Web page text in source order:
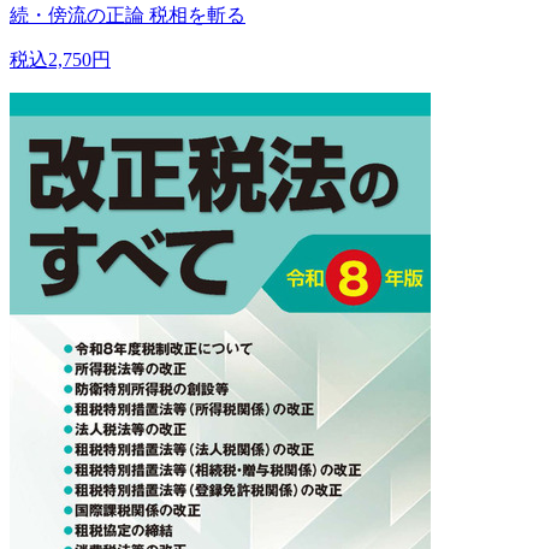
続・傍流の正論 税相を斬る
税込2,750円